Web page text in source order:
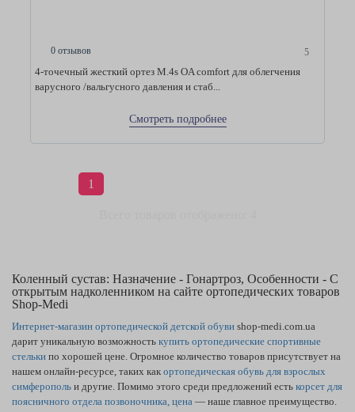
0 отзывов 5
4-точечный жесткий ортез M.4s OA comfort для облегчения
варусного /вальгусного давления и стаб...
Смотреть подробнее
1
Коленный сустав: Назначение - Гонартроз, Особенности - С
открытым надколенником на сайте ортопедических товаров
Shop-Medi
Интернет-магазин ортопедической детской обуви shop-medi.com.ua
дарит уникальную возможность купить ортопедические спортивные
стельки по хорошей цене. Огромное количество товаров присутствует на
нашем онлайн-ресурсе, таких как ортопедическая обувь для взрослых
симферополь и другие. Помимо этого среди предложений есть корсет для
поясничного отдела позвоночника, цена — наше главное преимущество.